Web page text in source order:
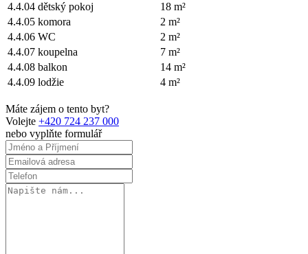
4.4.04 dětský pokoj
18 m²
4.4.05 komora
2 m²
4.4.06 WC
2 m²
4.4.07 koupelna
7 m²
4.4.08 balkon
14 m²
4.4.09 lodžie
4 m²
Máte zájem o tento byt?
Volejte +420 724 237 000
nebo vyplňte formulář